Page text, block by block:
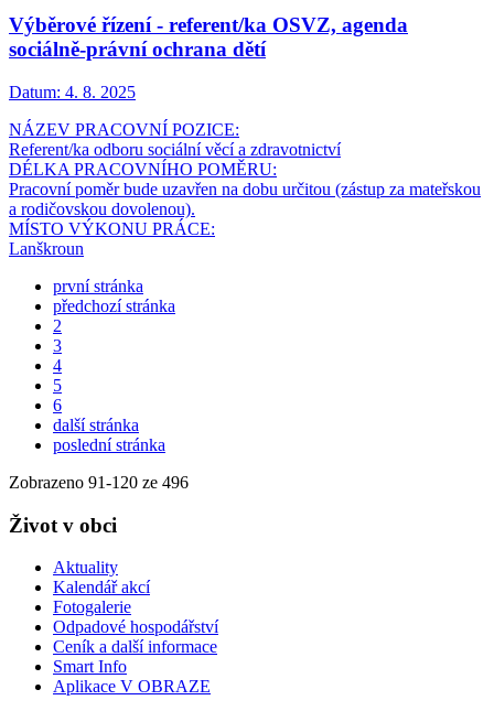
Výběrové řízení - referent/ka OSVZ, agenda
sociálně-právní ochrana dětí
Datum: 4. 8. 2025
NÁZEV PRACOVNÍ POZICE:
Referent/ka odboru sociální věcí a zdravotnictví
DÉLKA PRACOVNÍHO POMĚRU:
Pracovní poměr bude uzavřen na dobu určitou (zástup za mateřskou
a rodičovskou dovolenou).
MÍSTO VÝKONU PRÁCE:
Lanškroun
první stránka
předchozí stránka
2
3
4
5
6
další stránka
poslední stránka
Zobrazeno 91-120 ze 496
Život v obci
Aktuality
Kalendář akcí
Fotogalerie
Odpadové hospodářství
Ceník a další informace
Smart Info
Aplikace V OBRAZE